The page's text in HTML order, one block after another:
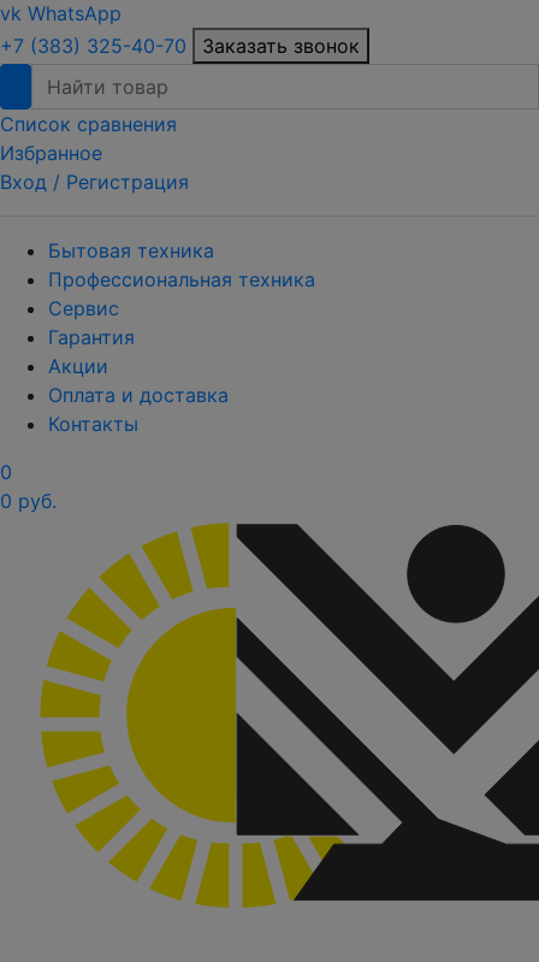
vk WhatsApp
+7 (383) 325-40-70
Заказать звонок
Список сравнения
Избранное
Вход / Регистрация
Бытовая техника
Профессиональная техника
Сервис
Гарантия
Акции
Оплата и доставка
Контакты
0
0 руб.